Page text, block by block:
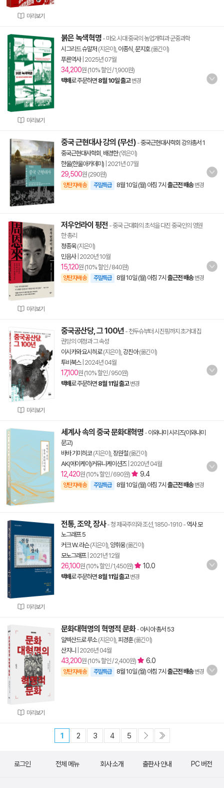
미리보기
미리보기
붉은 녹색혁명 - 마오 시대 중국의 농업개혁과 군중과학
시그리드 슈말저 (지은이), 이종식 문지호(옮긴이)
푸른역사| 2025년 07월
34,200원 (10% 할인 / 1,900원)
택배로 주문하면 8월 10일 출고 변경
중국 근현대사 강의 (무선) -중국근현대사학회 강의총서 1
중국근현대사학회 배경한(엮은이)
한울(한울아카데미) 2021년 07월
29,500원 (290원)
양탄자배송 주말특급 8월 10일 (월) 아침 7시 출근전 배송 변경
미리보기
저우언라이 평전 - 중국 근대화의 초석을 다진 중국인의 영원
한 총리
정종욱(지은이)
민음사| 2020년 10월
15,120원 (10% 할인 / 840원)
양탄자배송 주말특급 8월 10일 (월) 아침 7시 출근전 배송 변경
미리보기
중국공산당, 그 100년 - 천두슈부터 시진핑까지 초거대 집
권당의 여정과 그 속성
이시카와 요시히로(지은이), 강진아(옮긴이)
투비북스| 2024년 04월
17,100원 (10% 할인 / 950원)
택배로 주문하면 8월 11일 출고 변경
세계사 속의 중국 문화대혁명 - 이와나미 시리즈(이와나미
문고)
바바 기미히코(지은이), 장원철 (옮긴이)
AK(에이케이)커뮤니케이션즈| 2020년 04월
12,420원 (10% 할인 / 690원) 9.4
양탄자배송 주말특급 8월 10일 (월) 아침 7시 출근전 배송 변경
미리보기
전통, 조약, 장사- 청 제국주의와 조선, 1850-1910 - 역사 모
노그래프 5
커크 W. 라슨(지은이), 양휘웅(옮긴이)
모노그래프| 2021년 12월
26,100원 (10% 할인 / 1,450원) 10.0
택배로 주문하면 8월 11일 출고 변경
미리보기
문화대혁명의 혁명적 문화- 아시아 총서 53
알렉산드로 루소(지은이), 피경훈(옮긴이)
산지니
2026년 04월
43,200원 (10% 할인 / 2,400원) 6.0
양탄자배송 주말특급 8월 10일 (월) 아침 7시 출근전 배송 변경
1 2 3 4 5
로그인 전체 메뉴 회사 소개 출판사 안내 PC 버전